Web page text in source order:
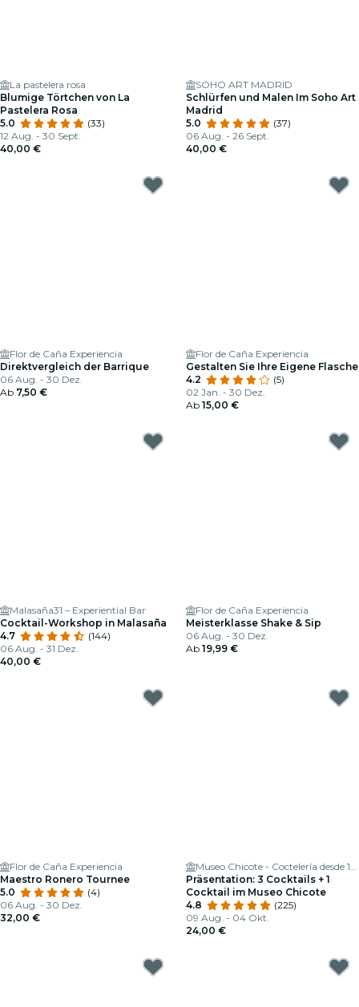
La pastelera rosa
Blumige Törtchen von La
Pastelera Rosa
5.0
(33)
12 Aug. - 30 Sept.
40,00 €
SOHO ART MADRID
Schlürfen und Malen Im Soho Art
Madrid
5.0
(37)
06 Aug. - 26 Sept.
40,00 €
Flor de Caña Experiencia
Direktvergleich der Barrique
06 Aug. - 30 Dez.
Ab 7,50 €
Flor de Caña Experiencia
Gestalten Sie Ihre Eigene Flasche
4.2
(5)
02 Jan. - 30 Dez.
Ab 15,00 €
Malasaña31 – Experiential Bar
Cocktail-Workshop in Malasaña
4.7
(144)
06 Aug. - 31 Dez.
40,00 €
Flor de Caña Experiencia
Meisterklasse Shake & Sip
06 Aug. - 30 Dez.
Ab 19,99 €
Flor de Caña Experiencia
Maestro Ronero Tournee
5.0
(4)
06 Aug. - 30 Dez.
32,00 €
Museo Chicote - Coctelería desde 1931
Präsentation: 3 Cocktails + 1
Cocktail im Museo Chicote
4.8
(225)
09 Aug. - 04 Okt.
24,00 €